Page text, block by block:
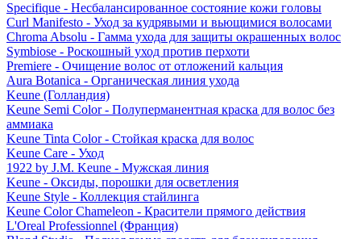
Specifique - Несбалансированное состояние кожи головы
Curl Manifesto - Уход за кудрявыми и вьющимися волосами
Chroma Absolu - Гамма ухода для защиты окрашенных волос
Symbiose - Роскошный уход против перхоти
Premiere - Очищение волос от отложений кальция
Aura Botanica - Органическая линия ухода
Keune (Голландия)
Keune Semi Color - Полуперманентная краска для волос без
аммиака
Keune Tinta Color - Стойкая краска для волос
Keune Care - Уход
1922 by J.M. Keune - Мужская линия
Keune - Оксиды, порошки для осветления
Keune Style - Коллекция стайлинга
Keune Color Chameleon - Красители прямого действия
L'Oreal Professionnel (Франция)